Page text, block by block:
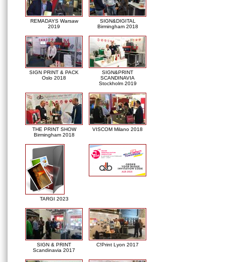
REMADAYS Warsaw
2019
SIGN&DIGITAL
Birmingham 2018
SIGN PRINT & PACK
Oslo 2018
SIGN&PRINT
SCANDINAVIA
Stockholm 2019
THE PRINT SHOW
Birmingham 2018
VISCOM Milano 2018
TARGI 2023
SIGN & PRINT
Scandinavia 2017
C!Print Lyon 2017